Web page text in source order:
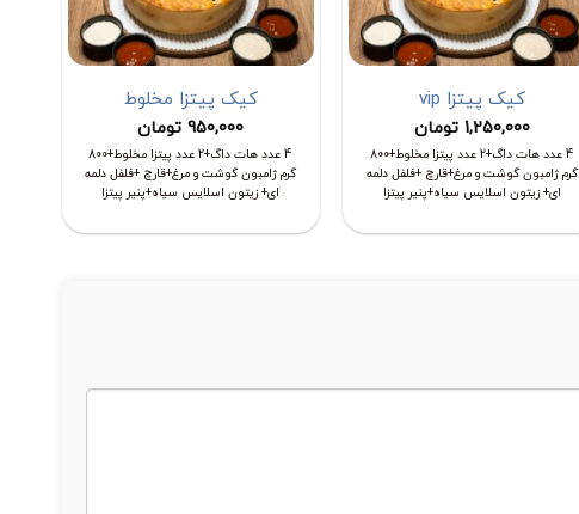
کیک پیتزا vip
1,250,000 تومان
4 عدد هات داگ+2 عدد پیتزا مخلوط+800
گرم ژامبون گوشت و مرغ+قارچ +فلفل دلمه
ای+ زیتون اسلایس سیاه+پنیر پیتزا
کیک پیتزا مخلوط
950,000 تومان
4 عدد هات داگ+2 عدد پیتزا مخلوط+800
گرم ژامبون گوشت و مرغ+قارچ +فلفل دلمه
ای+ زیتون اسلایس سیاه+پنیر پیتزا